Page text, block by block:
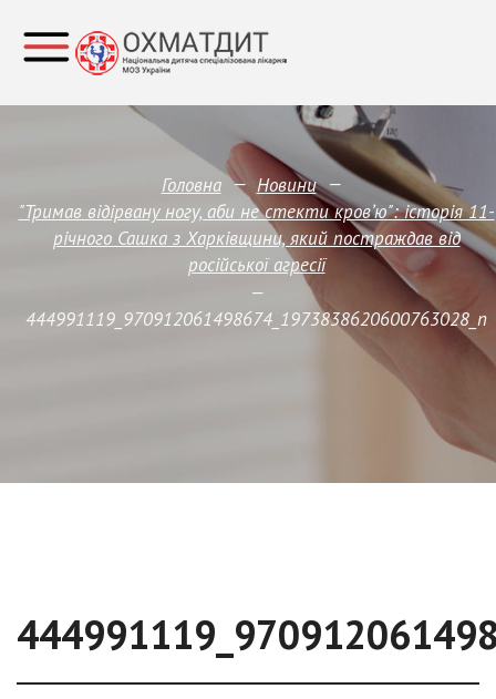
Головна — Новини —
"Тримав відірвану ногу, аби не стекти кровʼю": історія 11-
річного Сашка з Харківщини, який постраждав від
російської агресії
—
444991119_970912061498674_1973838620600763028_n